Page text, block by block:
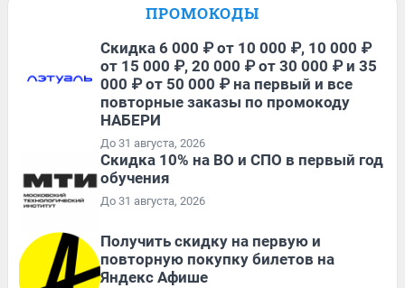
ПРОМОКОДЫ
Скидка 6 000 ₽ от 10 000 ₽, 10 000 ₽
от 15 000 ₽, 20 000 ₽ от 30 000 ₽ и 35
000 ₽ от 50 000 ₽ на первый и все
повторные заказы по промокоду
НАБЕРИ
До 31 августа, 2026
Скидка 10% на ВО и СПО в первый год
обучения
До 31 августа, 2026
Получить скидку на первую и
повторную покупку билетов на
Яндекс Афише